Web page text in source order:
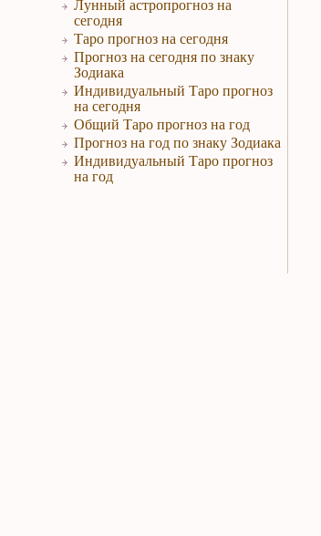
Лунный астропрогноз на
сегодня
Таро прогноз на сегодня
Прогноз на сегодня по знаку
Зодиака
Индивидуальный Таро прогноз
на сегодня
Общий Таро прогноз на год
Прогноз на год по знаку Зодиака
Индивидуальный Таро прогноз
на год